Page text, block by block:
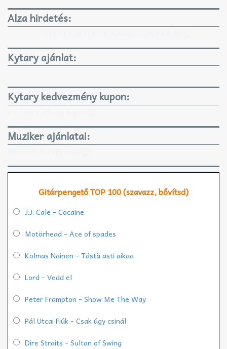
Alza hirdetés:
Kytary ajánlat:
Kytary kedvezmény kupon:
Muziker ajánlatai:
Gitárpengető TOP 100 (szavazz, bővítsd)
J.J. Cale - Cocaine
Motörhead - Ace of spades
Kolmas Nainen - Tästä asti aikaa
Lord - Vedd el
Peter Frampton - Show Me The Way
Pál Utcai Fiúk - Csak úgy csinál
Dire Straits - Sultan of Swing